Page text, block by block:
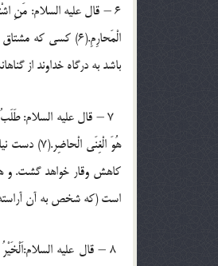
6 – قال علیه السلام: مَنِ
الْمَحارِمِ.(6) کسی
باشد به درگاه خداوند از
‏7 – قال علیه السلام:
هُوَ الْغِنَی
کاهش وقار خواهد گشت. و
است (که شخص به آن